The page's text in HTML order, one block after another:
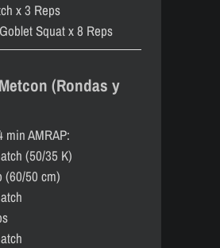
x 3 Reps
Squat x 8 Reps
(Rondas y
min AMRAP:
(50/35 K)
(60/50 cm)